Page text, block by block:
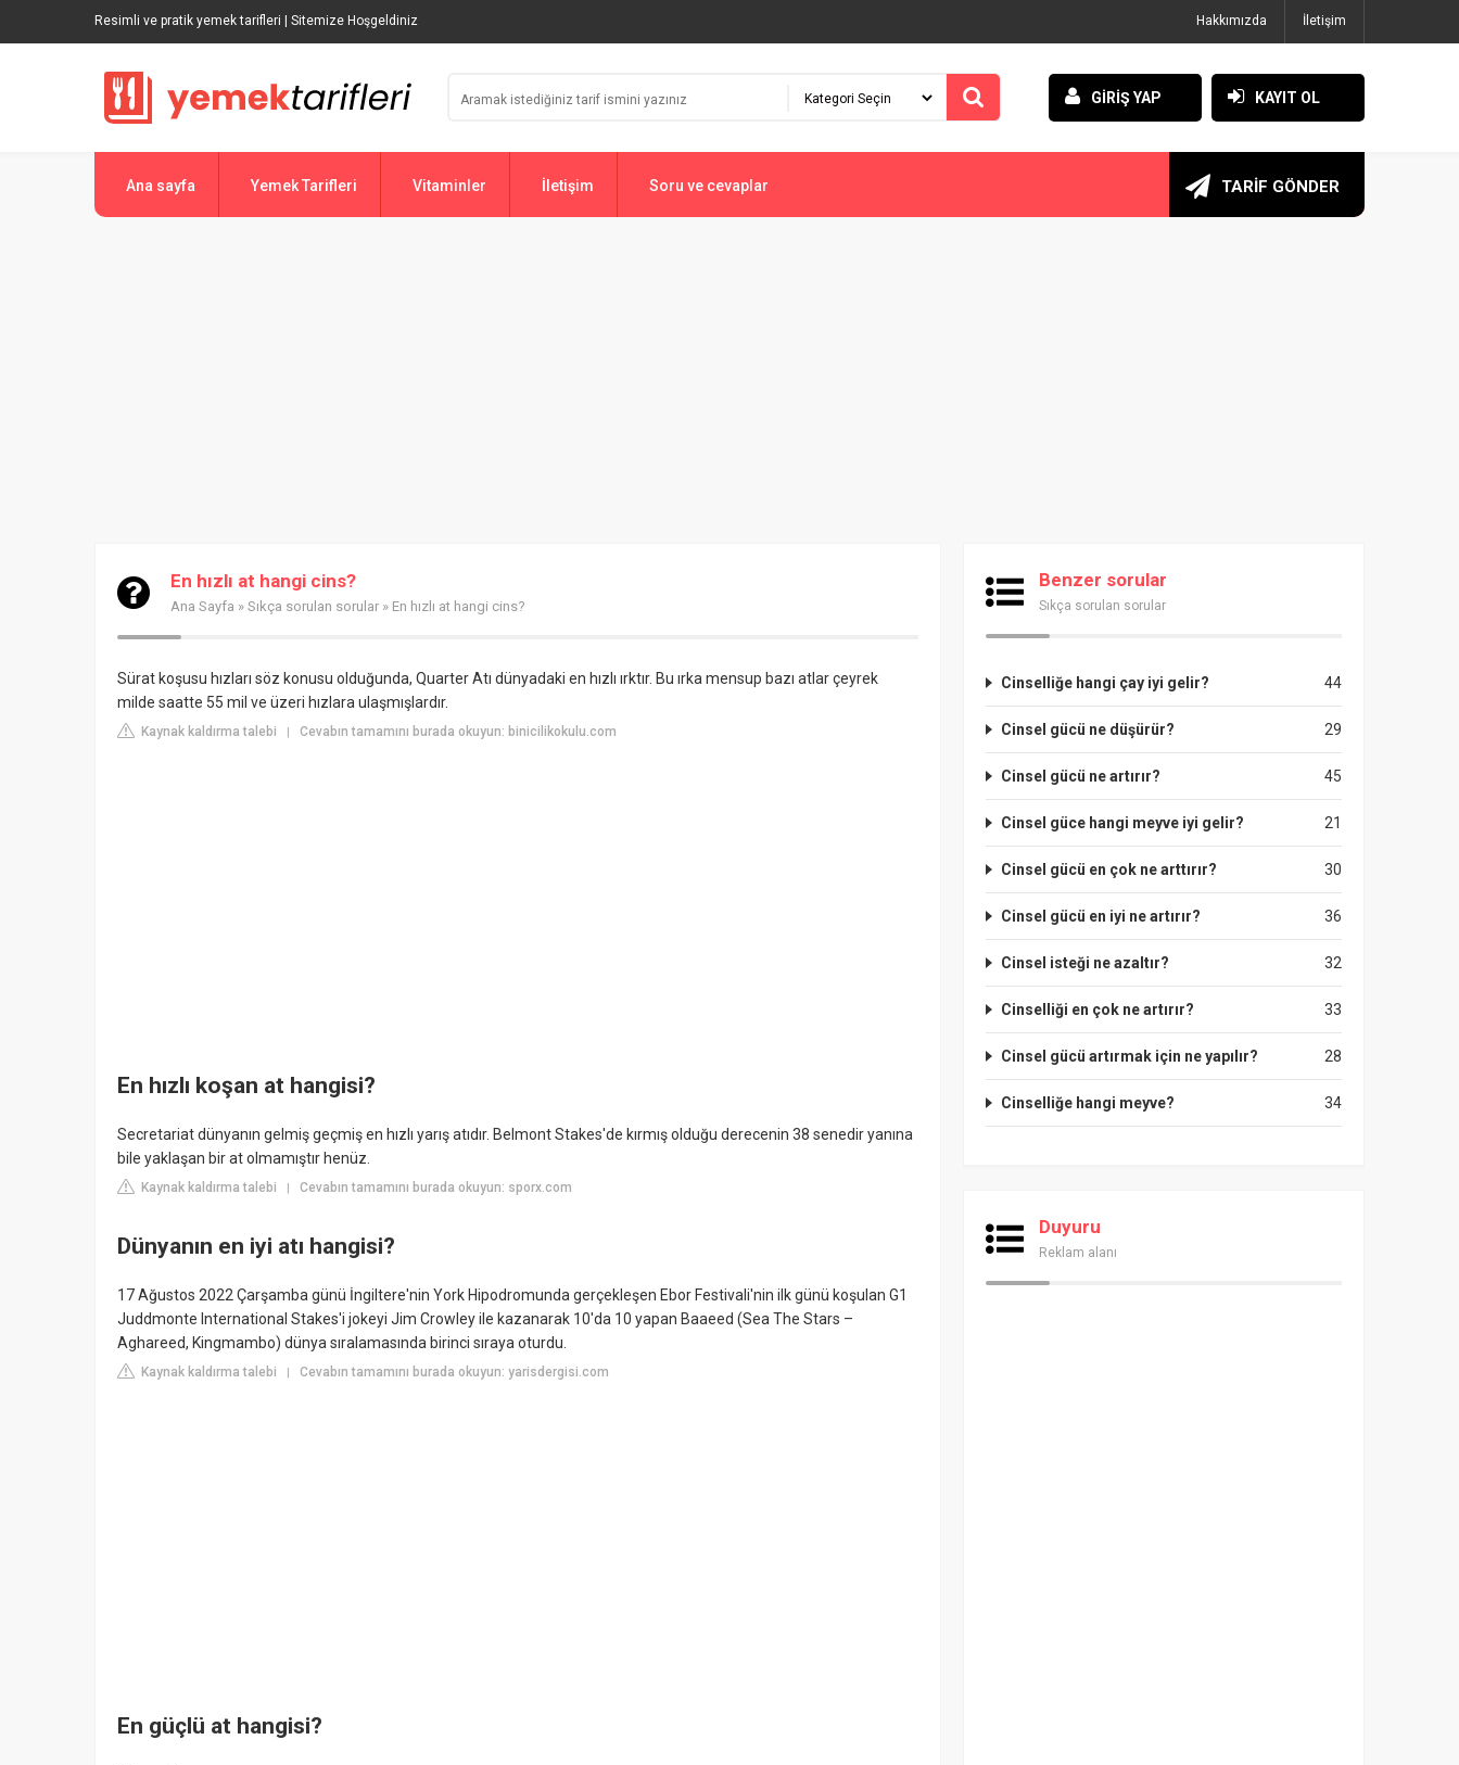
Resimli ve pratik yemek tarifleri | Sitemize Hoşgeldiniz Hakkımızda İletişim
GİRİŞ YAP KAYIT OL
Ana sayfa Yemek Tarifleri Vitaminler İletişim Soru ve cevaplar TARİF GÖNDER
En hızlı at hangi cins?
Ana Sayfa » Sıkça sorulan sorular » En hızlı at hangi cins?
Sürat koşusu hızları söz konusu olduğunda, Quarter Atı dünyadaki en hızlı ırktır. Bu ırka mensup bazı atlar çeyrek
milde saatte 55 mil ve üzeri hızlara ulaşmışlardır.
Kaynak kaldırma talebi | Cevabın tamamını burada okuyun: binicilikokulu.com
En hızlı koşan at hangisi?
Secretariat dünyanın gelmiş geçmiş en hızlı yarış atıdır. Belmont Stakes'de kırmış olduğu derecenin 38 senedir yanına
bile yaklaşan bir at olmamıştır henüz.
Kaynak kaldırma talebi Cevabın tamamını burada okuyun: sporx.com
Dünyanın en iyi atı hangisi?
17 Ağustos 2022 Çarşamba günü İngiltere'nin York Hipodromunda gerçekleşen Ebor Festivali'nin ilk günü koşulan G1
Juddmonte International Stakes'i jokeyi Jim Crowley ile kazanarak 10'da 10 yapan Baaeed (Sea The Stars –
Aghareed, Kingmambo) dünya sıralamasında birinci sıraya oturdu.
Kaynak kaldırma talebi Cevabın tamamını burada okuyun: yarisdergisi.com
En güçlü at hangisi?
Benzer sorular
Sıkça sorulan sorular
44
Cinselliğe hangi çay iyi gelir?
29
Cinsel gücü ne düşürür?
45
Cinsel gücü ne artırır?
21
Cinsel güce hangi meyve iyi gelir?
30
Cinsel gücü en çok ne arttırır?
36
Cinsel gücü en iyi ne artırır?
32
Cinsel isteği ne azaltır?
33
Cinselliği en çok ne artırır?
28
Cinsel gücü artırmak için ne yapılır?
34
Cinselliğe hangi meyve?
Duyuru
Reklam alanı